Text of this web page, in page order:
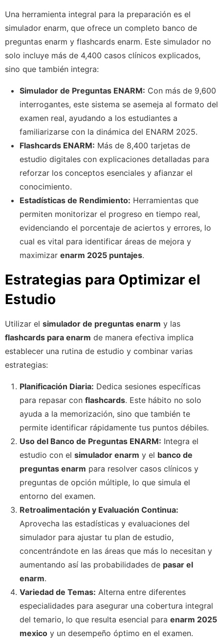
Una herramienta integral para la preparación es el
simulador enarm, que ofrece un completo banco de
preguntas enarm y flashcards enarm. Este simulador no
solo incluye más de 4,400 casos clínicos explicados,
sino que también integra:
Simulador de Preguntas ENARM: Con más de 9,600
interrogantes, este sistema se asemeja al formato del
examen real, ayudando a los estudiantes a
familiarizarse con la dinámica del ENARM 2025.
Flashcards ENARM: Más de 8,400 tarjetas de
estudio digitales con explicaciones detalladas para
reforzar los conceptos esenciales y afianzar el
conocimiento.
Estadísticas de Rendimiento: Herramientas que
permiten monitorizar el progreso en tiempo real,
evidenciando el porcentaje de aciertos y errores, lo
cual es vital para identificar áreas de mejora y
maximizar enarm 2025 puntajes.
Estrategias para Optimizar el
Estudio
Utilizar el simulador de preguntas enarm y las
flashcards para enarm de manera efectiva implica
establecer una rutina de estudio y combinar varias
estrategias:
Planificación Diaria: Dedica sesiones específicas
para repasar con flashcards. Este hábito no solo
ayuda a la memorización, sino que también te
permite identificar rápidamente tus puntos débiles.
Uso del Banco de Preguntas ENARM: Integra el
estudio con el simulador enarm y el banco de
preguntas enarm para resolver casos clínicos y
preguntas de opción múltiple, lo que simula el
entorno del examen.
Retroalimentación y Evaluación Continua:
Aprovecha las estadísticas y evaluaciones del
simulador para ajustar tu plan de estudio,
concentrándote en las áreas que más lo necesitan y
aumentando así las probabilidades de pasar el
enarm.
Variedad de Temas: Alterna entre diferentes
especialidades para asegurar una cobertura integral
del temario, lo que resulta esencial para enarm 2025
mexico y un desempeño óptimo en el examen.